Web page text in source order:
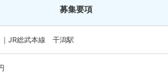
募集要項
｜JR総武本線 干潟駅